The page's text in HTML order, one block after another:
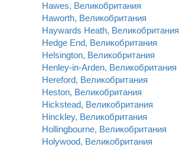
Hawes, Великобритания
Haworth, Великобритания
Haywards Heath, Великобритания
Hedge End, Великобритания
Helsington, Великобритания
Henley-in-Arden, Великобритания
Hereford, Великобритания
Heston, Великобритания
Hickstead, Великобритания
Hinckley, Великобритания
Hollingbourne, Великобритания
Holywood, Великобритания